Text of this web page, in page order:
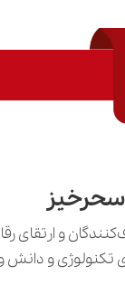
سحرخیز
و ارتقای
تکنولوژی و